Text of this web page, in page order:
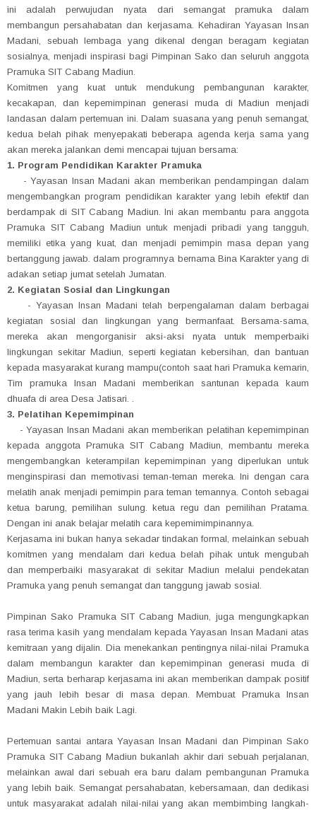
ini adalah perwujudan nyata dari semangat pramuka dalam
membangun persahabatan dan kerjasama. Kehadiran Yayasan Insan
Madani, sebuah lembaga yang dikenal dengan beragam kegiatan
sosialnya, menjadi inspirasi bagi Pimpinan Sako dan seluruh anggota
Pramuka SIT Cabang Madiun.
Komitmen yang kuat untuk mendukung pembangunan karakter,
kecakapan, dan kepemimpinan generasi muda di Madiun menjadi
landasan dalam pertemuan ini. Dalam suasana yang penuh semangat,
kedua belah pihak menyepakati beberapa agenda kerja sama yang
akan mereka jalankan demi mencapai tujuan bersama:
1. Program Pendidikan Karakter Pramuka
- Yayasan Insan Madani akan memberikan pendampingan dalam
mengembangkan program pendidikan karakter yang lebih efektif dan
berdampak di SIT Cabang Madiun. Ini akan membantu para anggota
Pramuka SIT Cabang Madiun untuk menjadi pribadi yang tangguh,
memiliki etika yang kuat, dan menjadi pemimpin masa depan yang
bertanggung jawab. dalam programnya bernama Bina Karakter yang di
adakan setiap jumat setelah Jumatan.
2. Kegiatan Sosial dan Lingkungan
- Yayasan Insan Madani telah berpengalaman dalam berbagai
kegiatan sosial dan lingkungan yang bermanfaat. Bersama-sama,
mereka akan mengorganisir aksi-aksi nyata untuk memperbaiki
lingkungan sekitar Madiun, seperti kegiatan kebersihan, dan bantuan
kepada masyarakat kurang mampu(contoh saat hari Pramuka kemarin,
Tim pramuka Insan Madani memberikan santunan kepada kaum
dhuafa di area Desa Jatisari. .
3. Pelatihan Kepemimpinan
- Yayasan Insan Madani akan memberikan pelatihan kepemimpinan
kepada anggota Pramuka SIT Cabang Madiun, membantu mereka
mengembangkan keterampilan kepemimpinan yang diperlukan untuk
menginspirasi dan memotivasi teman-teman mereka. Ini dengan cara
melatih anak menjadi pemimpin para teman temannya. Contoh sebagai
ketua barung, pemilihan sulung. ketua regu dan pemilihan Pratama.
Dengan ini anak belajar melatih cara kepemimimpinannya.
Kerjasama ini bukan hanya sekadar tindakan formal, melainkan sebuah
komitmen yang mendalam dari kedua belah pihak untuk mengubah
dan memperbaiki masyarakat di sekitar Madiun melalui pendekatan
Pramuka yang penuh semangat dan tanggung jawab sosial.
Pimpinan Sako Pramuka SIT Cabang Madiun, juga mengungkapkan
rasa terima kasih yang mendalam kepada Yayasan Insan Madani atas
kemitraan yang dijalin. Dia menekankan pentingnya nilai-nilai Pramuka
dalam membangun karakter dan kepemimpinan generasi muda di
Madiun, serta berharap kerjasama ini akan memberikan dampak positif
yang jauh lebih besar di masa depan. Membuat Pramuka Insan
Madani Makin Lebih baik Lagi.
Pertemuan santai antara Yayasan Insan Madani dan Pimpinan Sako
Pramuka SIT Cabang Madiun bukanlah akhir dari sebuah perjalanan,
melainkan awal dari sebuah era baru dalam pembangunan Pramuka
yang lebih baik. Semangat persahabatan, kebersamaan, dan dedikasi
untuk masyarakat adalah nilai-nilai yang akan membimbing langkah-